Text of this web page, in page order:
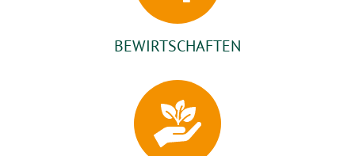
BEWIRTSCHAFTEN